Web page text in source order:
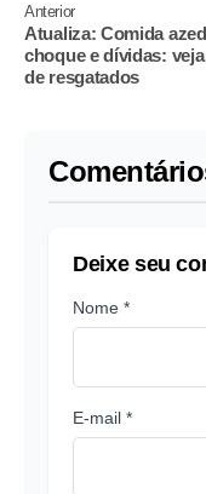
Anterior
Atualiza: Comida
choque e dívidas:
de resgatados
Deixe seu
Nome *
E-mail *